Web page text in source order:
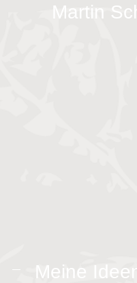
Martin
Meine